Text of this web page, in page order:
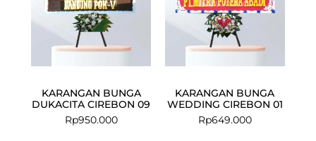
KARANGAN BUNGA
DUKACITA CIREBON 09
Rp950.000
KARANGAN BUNGA
WEDDING CIREBON 01
Rp649.000